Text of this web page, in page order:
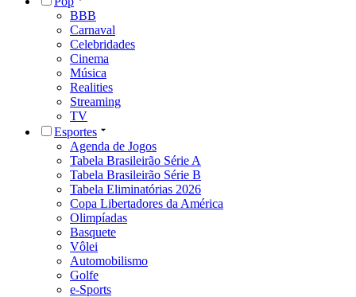
BBB
Carnaval
Celebridades
Cinema
Música
Realities
Streaming
TV
Esportes
Agenda de Jogos
Tabela Brasileirão Série A
Tabela Brasileirão Série B
Tabela Eliminatórias 2026
Copa Libertadores da América
Olimpíadas
Basquete
Vôlei
Automobilismo
Golfe
e-Sports